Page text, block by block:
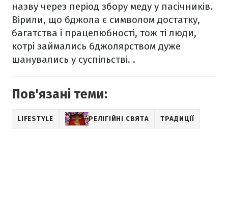
назву через період збору меду у пасічників.
Вірили, що бджола є символом достатку,
багатства і працелюбності, тож ті люди,
котрі займались бджолярством дуже
шанувались у суспільстві. .
Пов'язані теми:
LIFESTYLE РЕЛІГІЙНІ СВЯТА ТРАДИЦІЇ